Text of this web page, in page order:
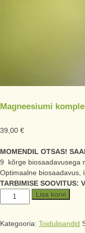
Magneesiumi
39,00 €
MOMENDIL OTSAS!
9 kõrge biosaadavusega
Optimaalne biosaadavus,
TARBIMISE
Lisa korvi
Kategooria: Toidulisandid